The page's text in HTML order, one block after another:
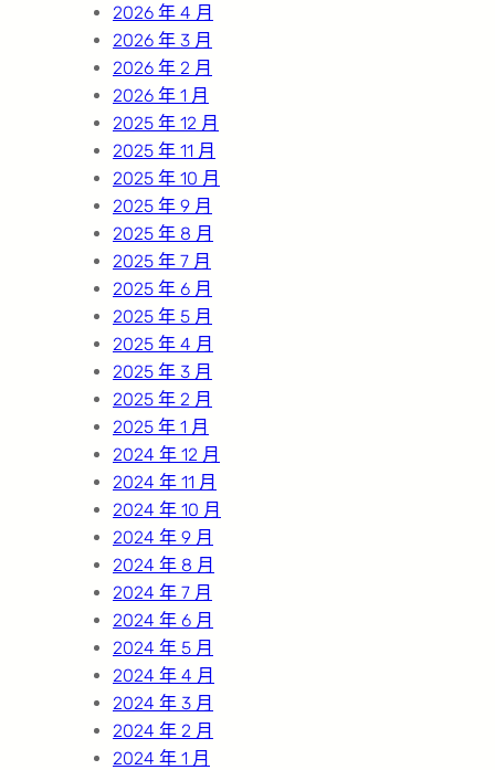
2026 年 4 月
2026 年 3 月
2026 年 2 月
2026 年 1 月
2025 年 12 月
2025 年 11 月
2025 年 10 月
2025 年 9 月
2025 年 8 月
2025 年 7 月
2025 年 6 月
2025 年 5 月
2025 年 4 月
2025 年 3 月
2025 年 2 月
2025 年 1 月
2024 年 12 月
2024 年 11 月
2024 年 10 月
2024 年 9 月
2024 年 8 月
2024 年 7 月
2024 年 6 月
2024 年 5 月
2024 年 4 月
2024 年 3 月
2024 年 2 月
2024 年 1 月